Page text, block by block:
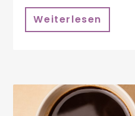
Weiterlesen